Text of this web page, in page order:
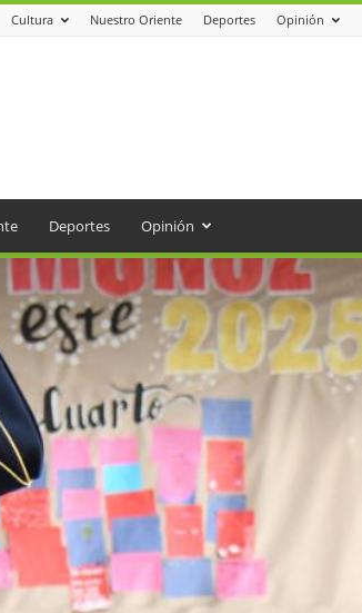
Cultura Nuestro Oriente Deportes Opinión
Deportes Opinión